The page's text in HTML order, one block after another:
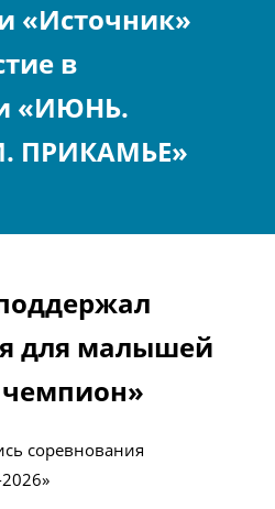
«Источник»
в
«ИЮНЬ.
ПРИКАМЬЕ»
для малышей
соревнования